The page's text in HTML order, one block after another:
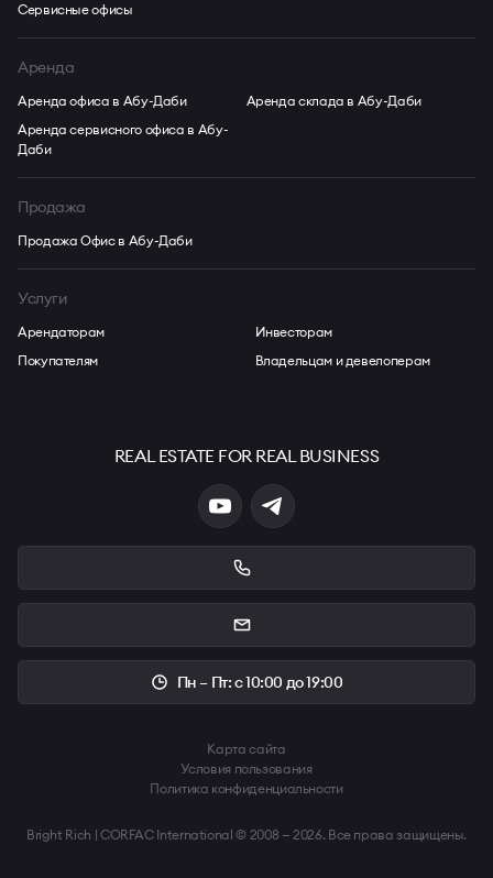
Сервисные офисы
Аренда
Аренда офиса в Абу-Даби
Аренда сервисного офиса в Абу-
Даби
Аренда склада в Абу-Даби
Продажа
Продажа Офис в Абу-Даби
Услуги
Арендаторам
Покупателям
Инвесторам
Владельцам и девелоперам
REAL ESTATE FOR REAL BUSINESS
Пн – Пт: с 10:00 до 19:00
Bright Rich | CORFAC International © 2008 — 2026. Все права защищены.
Карта сайта
Условия пользования
Политика конфиденциальности